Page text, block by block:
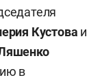
Кустова и
в